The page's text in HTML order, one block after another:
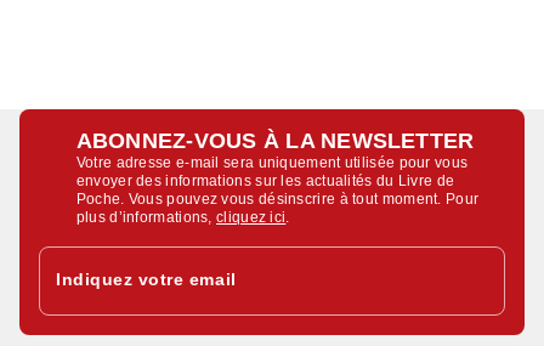
ABONNEZ-VOUS À LA NEWSLETTER
Votre adresse e-mail sera uniquement utilisée pour vous
envoyer des informations sur les actualités du Livre de
Poche. Vous pouvez vous désinscrire à tout moment. Pour
plus d’informations,cliquez ici.
Indiquez votre email